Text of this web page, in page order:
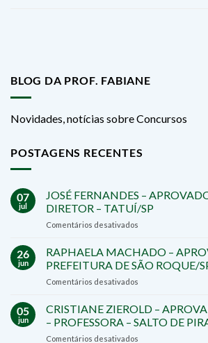
BLOG DA PROF. FABIANE
Novidades, notícias sobre Concursos
POSTAGENS RECENTES
07
jul
JOSÉ FERNANDES –
DIRETOR – TATUÍ/SP
Comentários desativados
FERNANDES
–
APROVADO
–
DIRETOR
26
jun
RAPHAELA MACHADO –
PREFEITURA DE SÃO ROQUE/
Comentários desativados
MACHADO
APROVADA
05
jun
CRISTIANE ZIEROLD –
– PROFESSORA – SALTO DE
Comentários desativados